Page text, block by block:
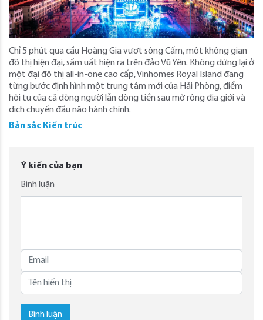
Chỉ 5 phút qua cầu Hoàng Gia vượt sông Cấm, một không gian
đô thị hiện đại, sầm uất hiện ra trên đảo Vũ Yên. Không dừng lại ở
một đại đô thị all-in-one cao cấp, Vinhomes Royal Island đang
từng bước định hình một trung tâm mới của Hải Phòng, điểm
hội tụ của cả dòng người lẫn dòng tiền sau mở rộng địa giới và
dịch chuyển đầu não hành chính.
Bản sắc Kiến trúc
Ý kiến của bạn
Bình luận
Bình luận